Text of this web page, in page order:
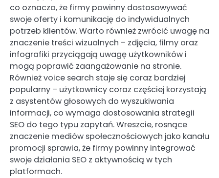
co oznacza, że firmy powinny dostosowywać
swoje oferty i komunikację do indywidualnych
potrzeb klientów. Warto również zwrócić uwagę na
znaczenie treści wizualnych – zdjęcia, filmy oraz
infografiki przyciągają uwagę użytkowników i
mogą poprawić zaangażowanie na stronie.
Również voice search staje się coraz bardziej
popularny – użytkownicy coraz częściej korzystają
z asystentów głosowych do wyszukiwania
informacji, co wymaga dostosowania strategii
SEO do tego typu zapytań. Wreszcie, rosnące
znaczenie mediów społecznościowych jako kanału
promocji sprawia, że firmy powinny integrować
swoje działania SEO z aktywnością w tych
platformach.